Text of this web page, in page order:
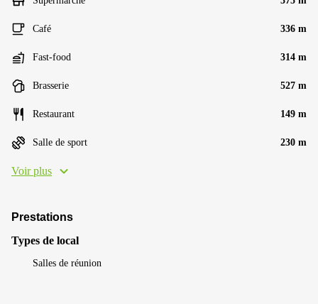
Café 336 m
Fast-food 314 m
Brasserie 527 m
Restaurant 149 m
Salle de sport 230 m
Voir plus
Prestations
Types de local
Salles de réunion